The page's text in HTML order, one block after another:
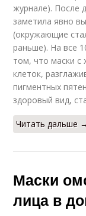
журнале). После
заметила явно
(окружающие
раньше). На все
том, что маски с
клеток,
пигментных
здоровый вид,
Читать дальше
Маски
лица в